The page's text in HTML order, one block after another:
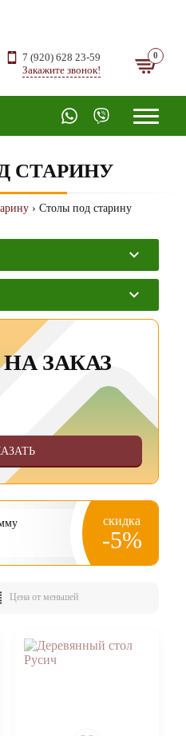
7 (920) 628 23-59
Закажите звонок!
СТАРИНУ
› Столы под старину
ЗАКАЗ
скидка
-5%